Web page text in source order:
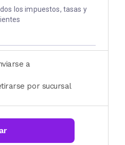
los impuestos, tasas y
a
por sucursal